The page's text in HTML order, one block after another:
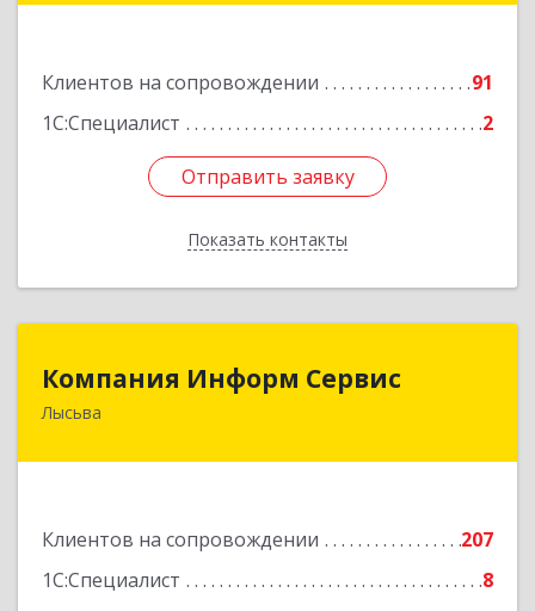
Клиентов на сопровождении
91
1С:Специалист
2
Отправить заявку
Показать контакты
Отправить заявку
Назад
Компания Информ Сервис
Лысьва
Клиентов на сопровождении
207
1С:Специалист
8
Компания Информ Сервис
618909, Пермский край, Лысьва г, Металлистов